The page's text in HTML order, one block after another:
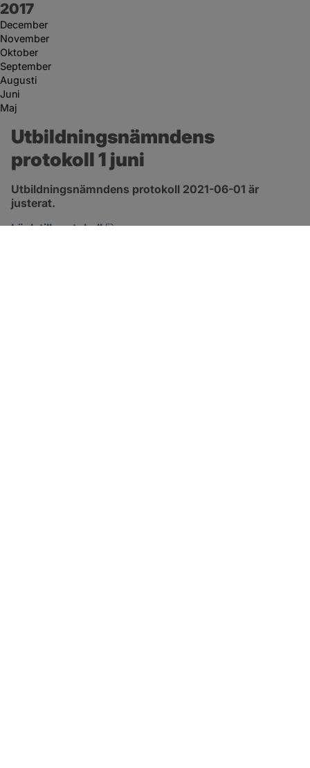
År:
2017
December
November
Oktober
September
Augusti
Juni
Maj
Utbildningsnämndens
protokoll 1 juni
Utbildningsnämndens protokoll 2021-06-01 är
justerat.
Länk till protokoll
pdf, 1.3 MB, öppnas i nytt fönster.